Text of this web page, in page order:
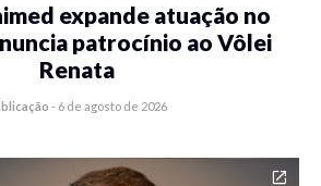
expande atuação no
patrocínio ao Vôlei
Renata
- 6 de agosto de 2026